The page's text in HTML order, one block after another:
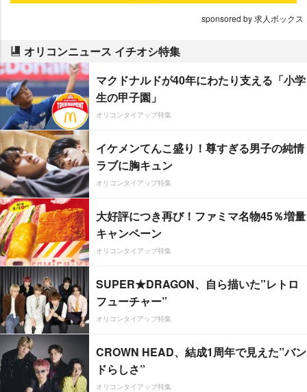
sponsored by 求人ボックス
オリコンニュース イチオシ特集
マクドナルドが40年にわたり支える「小学
生の甲子園」
オリコンタイアップ特集
イケメンてんこ盛り！尊すぎる男子の純情
ラブに胸キュン
オリコンタイアップ特集
大好評につき再び！ファミマ名物45％増量
キャンペーン
オリコンタイアップ特集
SUPER★DRAGON、自ら描いた”レトロ
フューチャー”
オリコンタイアップ特集
CROWN HEAD、結成1周年で見えた”バン
ドらしさ”
オリコンタイアップ特集